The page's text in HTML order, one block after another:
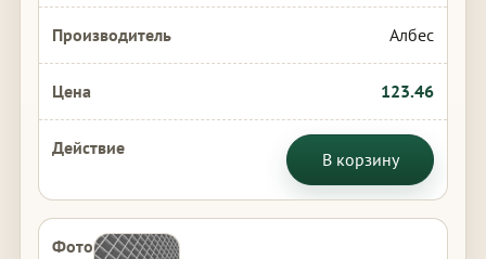
Албес
123.46
В корзину